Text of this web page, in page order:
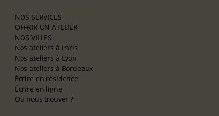
NOS SERVICES
OFFRIR UN ATELIER
NOS VILLES
Nos ateliers à Paris
Nos ateliers à Lyon
Nos ateliers à Bordeaux
Écrire en résidence
Écrire en ligne
Où nous trouver ?